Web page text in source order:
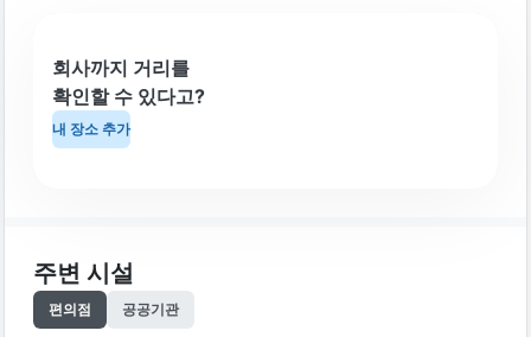
회사까지 거리를
확인할 수 있다고?
내 장소 추가
주변 시설
편의점 공공기관